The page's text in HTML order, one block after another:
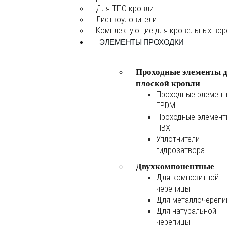
Для ТПО кровли
Листвоуловители
Комплектующие для кровельных
ЭЛЕМЕНТЫ ПРОХОДКИ
Проходные элементы
плоской кровли
Проходные
EPDM
Проходные
ПВХ
Уплотнители
гидрозатвора
Двухкомпонентные
Для композитной
черепицы
Для
Для натуральной
черепицы